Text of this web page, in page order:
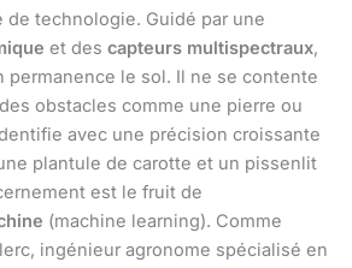
de technologie. Guidé par une
et des capteurs multispectraux,
permanence le sol. Il ne se contente
obstacles comme une pierre ou
avec une précision croissante
plantule de carotte et un pissenlit
est le fruit de
(machine learning). Comme
ingénieur agronome spécialisé en